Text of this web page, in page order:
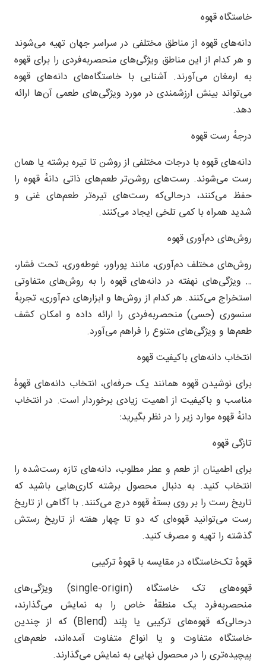
خاستگاه قهوه
دانه‌های قهوه از مناطق مختلفی در سراسر جهان تهیه می‌شوند
و هر کدام از این مناطق ویژگی‌های منحصربه‌فردی را برای قهوه
به ارمغان می‌آورند. آشنایی با خاستگاه‌های دانه‌های قهوه
می‌تواند بینش ارزشمندی در مورد ویژگی‌های طعمی آن‌ها ارائه
دهد.
درجهٔ رست قهوه
دانه‌های قهوه با درجات مختلفی از روشن تا تیره برشته یا همان
رست می‌شوند. رست‌های روشن‌تر طعم‌های ذاتی دانهٔ قهوه را
حفظ می‌کنند، درحالی‌که رست‌های تیره‌تر طعم‌های غنی و
شدید همراه با کمی تلخی ایجاد می‌کنند.
روش‌های دم‌آوری قهوه
روش‌های مختلف دم‌آوری، مانند پوراور، غوطه‌وری، تحت فشار،
… ویژگی‌های نهفته در دانه‌های قهوه را به روش‌های متفاوتی
استخراج می‌کنند. هر کدام از روش‌ها و ابزارهای دم‌آوری، تجربهٔ
سنسوری (حسی) منحصربه‌فردی را ارائه داده و امکان کشف
طعم‌ها و ویژگی‌های متنوع را فراهم می‌آورد.
انتخاب دانه‌های باکیفیت قهوه
برای نوشیدن قهوه همانند یک حرفه‌ای، انتخاب دانه‌های قهوهٔ
مناسب و باکیفیت از اهمیت زیادی برخوردار است. در انتخاب
دانهٔ قهوه موارد زیر را در نظر بگیرید:
تازگی قهوه
برای اطمینان از طعم و عطر مطلوب، دانه‌های تازه رست‌شده را
انتخاب کنید. به دنبال محصول برشته کاری‌هایی باشید که
تاریخ رست را بر روی بستهٔ قهوه درج می‌کنند. با آگاهی از تاریخ
رست می‌توانید قهوه‌ای که دو تا چهار هفته از تاریخ رستش
گذشته را تهیه و مصرف کنید.
قهوهٔ تک‌خاستگاه در مقایسه با قهوهٔ ترکیبی
قهوه‌های تک خاستگاه (single-origin) ویژگی‌های
منحصربه‌فرد یک منطقهٔ خاص را به نمایش می‌گذارند،
درحالی‌که قهوه‌های ترکیبی یا بِلِند (Blend) که از چندین
خاستگاه متفاوت و یا انواع متفاوت آمده‌اند، طعم‌های
پیچیده‌تری را در محصول نهایی به نمایش می‌گذارند.